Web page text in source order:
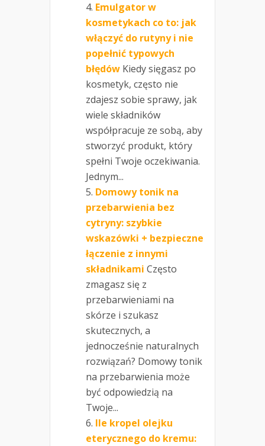
Emulgator w
kosmetykach co to: jak
włączyć do rutyny i nie
popełnić typowych
błędów Kiedy sięgasz po
kosmetyk, często nie
zdajesz sobie sprawy, jak
wiele składników
współpracuje ze sobą, aby
stworzyć produkt, który
spełni Twoje oczekiwania.
Jednym...
Domowy tonik na
przebarwienia bez
cytryny: szybkie
wskazówki + bezpieczne
łączenie z innymi
składnikami Często
zmagasz się z
przebarwieniami na
skórze i szukasz
skutecznych, a
jednocześnie naturalnych
rozwiązań? Domowy tonik
na przebarwienia może
być odpowiedzią na
Twoje...
Ile kropel olejku
eterycznego do kremu: